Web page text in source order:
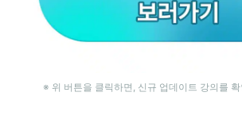
※ 위 버튼을 클릭하면, 신규 업데이트 강의를